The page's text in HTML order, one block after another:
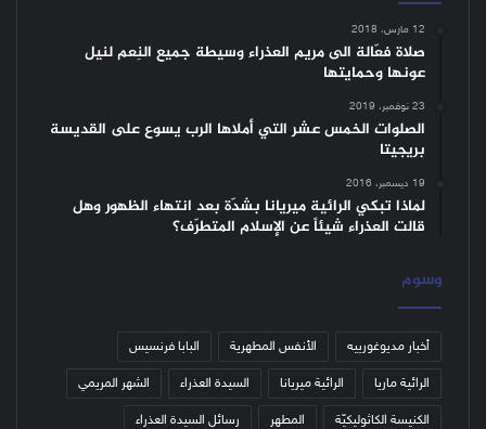
12 مارس، 2018
صلاة فعّالة الى مريم العذراء وسيطة جميع النِعم لنيل
عونها وحمايتها
23 نوفمبر، 2019
الصلوات الخمس عشر التي أملاها الرب يسوع على القديسة
بريجيتا
19 ديسمبر، 2016
لماذا تبكي الرائية ميريانا بشدّة بعد انتهاء الظهور وهل
قالت العذراء شيئاً عن الإسلام المتطرّف؟
وسوم
أخبار مديوغورييه الأنفس المطهرية البابا فرنسيس
الرائية ماريا الرائية ميريانا السيدة العذراء الشهر المريمي
الكنيسة الكاثوليكيّة المطهر رسائل السيدة العذراء